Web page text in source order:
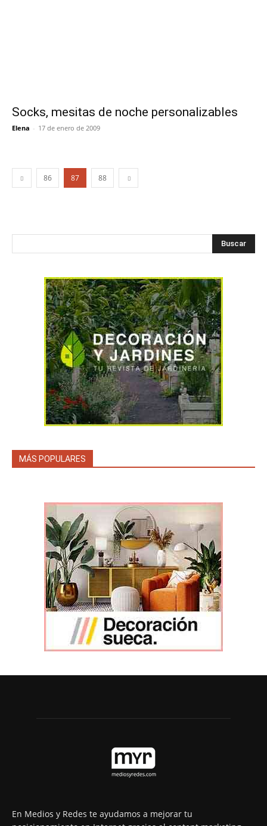
Socks, mesitas de noche personalizables
Elena - 17 de enero de 2009
86 87 88
Buscar
MÁS POPULARES
En Medios y Redes te ayudamos a mejorar tu